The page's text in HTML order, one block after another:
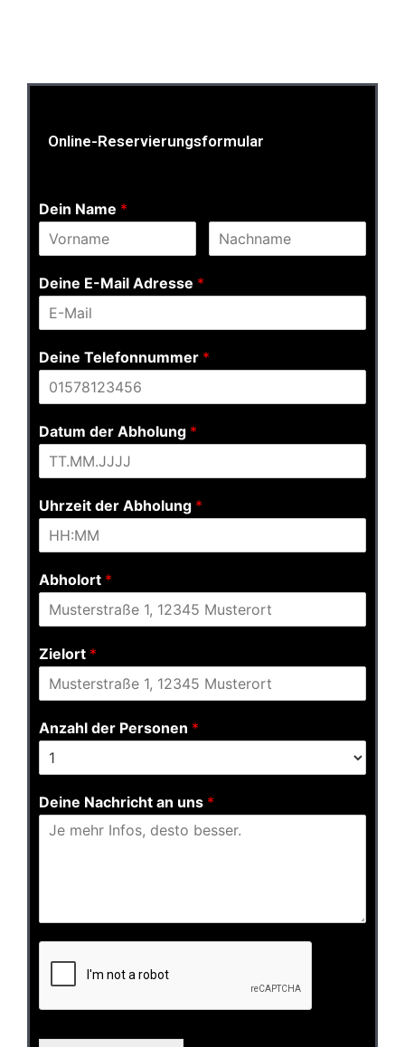
Online-Reservierungsformular
Dein Name *
Deine E-Mail Adresse *
Deine Telefonnummer *
Datum der Abholung *
Uhrzeit der Abholung *
Abholort *
Zielort *
Anzahl der Personen *
Deine Nachricht an uns *